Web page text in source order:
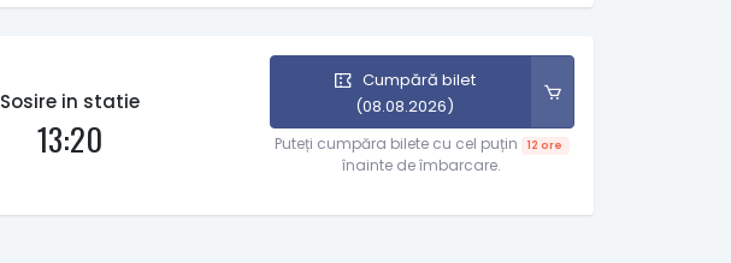
Sosire in statie
13:20
Cumpără bilet
(08.08.2026)
Puteți cumpăra bilete cu cel puțin 12 ore
înainte de îmbarcare.